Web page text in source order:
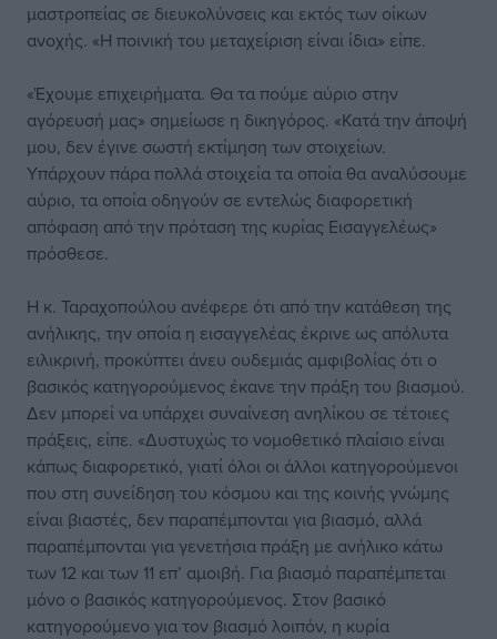
μαστροπείας σε διευκολύνσεις και εκτός των οίκων
ανοχής. «Η ποινική του μεταχείριση είναι ίδια» είπε.
«Έχουμε επιχειρήματα. Θα τα πούμε αύριο στην
αγόρευσή μας» σημείωσε η δικηγόρος. «Κατά την άποψή
μου, δεν έγινε σωστή εκτίμηση των στοιχείων.
Υπάρχουν πάρα πολλά στοιχεία τα οποία θα αναλύσουμε
αύριο, τα οποία οδηγούν σε εντελώς διαφορετική
απόφαση από την πρόταση της κυρίας Εισαγγελέως»
πρόσθεσε.
Η κ. Ταραχοπούλου ανέφερε ότι από την κατάθεση της
ανήλικης, την οποία η εισαγγελέας έκρινε ως απόλυτα
ειλικρινή, προκύπτει άνευ ουδεμιάς αμφιβολίας ότι ο
βασικός κατηγορούμενος έκανε την πράξη του βιασμού.
Δεν μπορεί να υπάρχει συναίνεση ανηλίκου σε τέτοιες
πράξεις, είπε. «Δυστυχώς το νομοθετικό πλαίσιο είναι
κάπως διαφορετικό, γιατί όλοι οι άλλοι κατηγορούμενοι
που στη συνείδηση του κόσμου και της κοινής γνώμης
είναι βιαστές, δεν παραπέμπονται για βιασμό, αλλά
παραπέμπονται για γενετήσια πράξη με ανήλικο κάτω
των 12 και των 11 επ’ αμοιβή. Για βιασμό παραπέμπεται
μόνο ο βασικός κατηγορούμενος. Στον βασικό
κατηγορούμενο για τον βιασμό λοιπόν, η κυρία